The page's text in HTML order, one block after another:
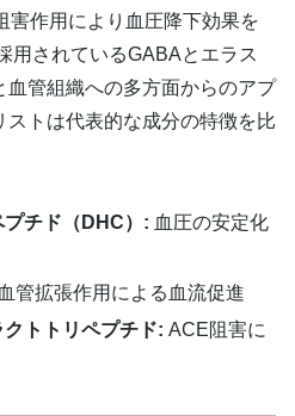
害作用により血圧降下効果を
用されているGABAとエラス
管組織への多方面からのアプ
ストは代表的な成分の特徴を比
チド（DHC）: 血圧の安定化
血管拡張作用による血流促進
トトリペプチド: ACE阻害に